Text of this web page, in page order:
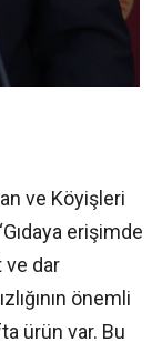
ve Köyişleri
erişimde
ve dar
önemli
ürün var. Bu